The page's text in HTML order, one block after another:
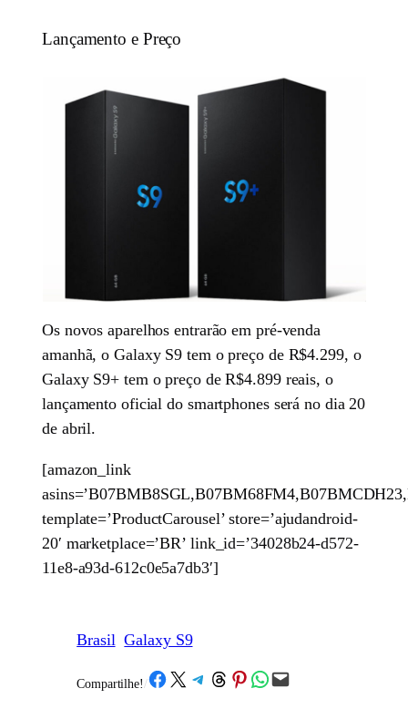
Lançamento e Preço
Os novos aparelhos entrarão em pré-venda
amanhã, o Galaxy S9 tem o preço de R$4.299, o
Galaxy S9+ tem o preço de R$4.899 reais, o
lançamento oficial do smartphones será no dia 20
de abril.
[amazon_link
template=’ProductCarousel’ store=’ajudandroid-
20′ marketplace=’BR’ link_id=’34028b24-d572-
11e8-a93d-612c0e5a7db3′]
Brasil Galaxy S9
Compartilhe! /Share on Facebook
Share on X Share on Telegram
Share on Threads
Share on Pinterest
Share on WhatsApp
Email this Page